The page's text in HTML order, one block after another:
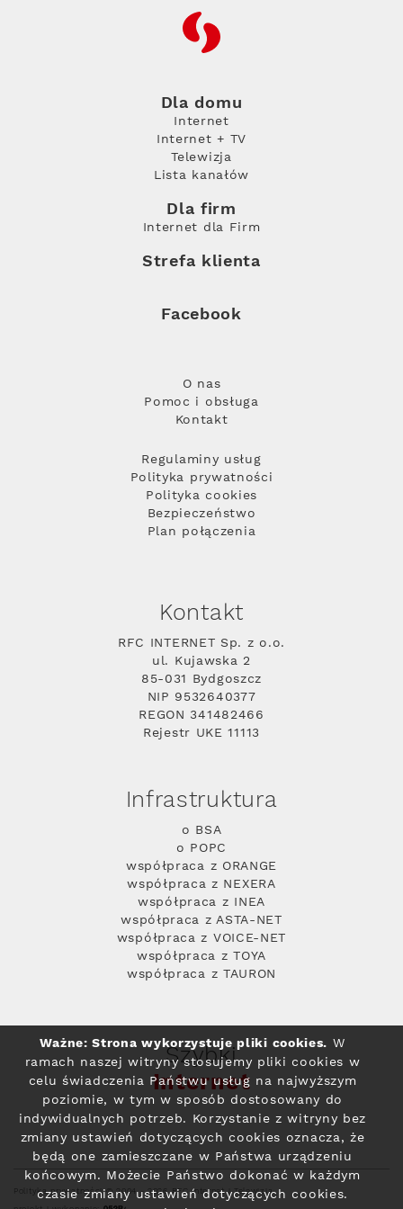
RFC
Dla domu
Internet
Internet + TV
Telewizja
Lista kanałów
Dla firm
Internet dla Firm
Strefa klienta
Facebook
O nas
Pomoc i obsługa
Kontakt
Regulaminy usług
Polityka prywatności
Polityka cookies
Bezpieczeństwo
Plan połączenia
Kontakt
RFC INTERNET Sp. z o.o.
ul. Kujawska 2
85-031 Bydgoszcz
NIP 9532640377
REGON 341482466
Rejestr UKE 11113
Infrastruktura
o BSA
o POPC
współpraca z ORANGE
współpraca z NEXERA
współpraca z INEA
współpraca z ASTA-NET
współpraca z VOICE-NET
współpraca z TOYA
współpraca z TAURON
Szybki
Internet
Polityka prywatności© 2004 - 2026 RFC Internet i Telewizja
Ważne: Strona wykorzystuje pliki cookies. W
ramach naszej witryny stosujemy pliki cookies w
celu świadczenia Państwu usług na najwyższym
poziomie, w tym w sposób dostosowany do
indywidualnych potrzeb. Korzystanie z witryny bez
zmiany ustawień dotyczących cookies oznacza, że
będą one zamieszczane w Państwa urządzeniu
końcowym. Możecie Państwo dokonać w każdym
czasie zmiany ustawień dotyczących cookies.